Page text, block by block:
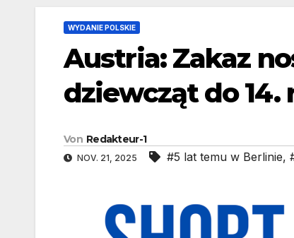
WYDANIE POLSKIE
Austria: Zakaz
dziewcząt do 14.
Von Redakteur-1
NOV. 21, 2025 #5 lat temu w Berlinie,